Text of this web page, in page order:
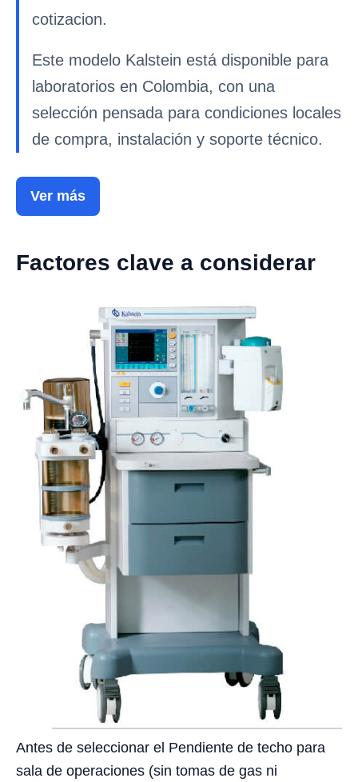
cotizacion.
Este modelo Kalstein está disponible para
laboratorios en Colombia, con una
selección pensada para condiciones locales
de compra, instalación y soporte técnico.
Ver más
Factores clave a considerar
Antes de seleccionar el Pendiente de techo para
sala de operaciones (sin tomas de gas ni